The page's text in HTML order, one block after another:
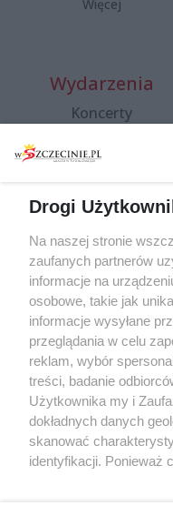
Więcej
Wydarzenia
Koncerty
Spacery i oprowadzania
targi
Wernisaże
Więcej
Partnerzy
Praca Szczecin
Drogi
Na naszej stronie
zaufanych partnerów
informacje na
osobowe, takie jak
informacje wysyłane
przeglądania w celu
reklam, wybór
treści, badanie
Użytkownika my i
dokładnych danych
skanować
identyfikacji. Ponieważ